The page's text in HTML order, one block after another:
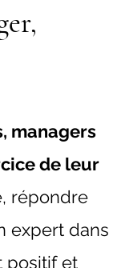
managers
de leur
répondre
expert dans
positif et